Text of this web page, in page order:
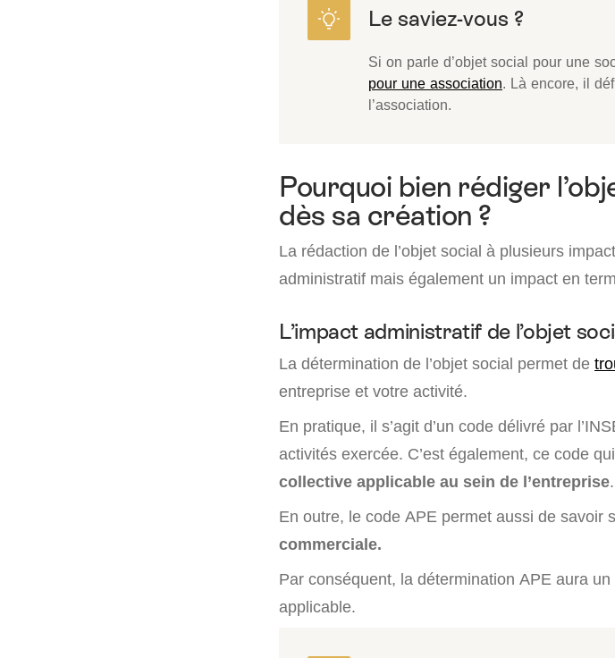
Si on parle d’objet social pour une
pour une association. Là encore, il
l’association.
Pourquoi bien rédiger
dès sa création ?
La rédaction de l’objet social à plusieurs
administratif mais également un impact en
L’impact administratif de l’objet
La détermination de l’objet social permet de
entreprise et votre activité.
En pratique, il s’agit d’un code délivré par
activités exercée. C’est également, ce code
collective applicable au sein de l’entreprise.
En outre, le code APE permet aussi de savoir
commerciale.
Par conséquent, la détermination APE aura
applicable.